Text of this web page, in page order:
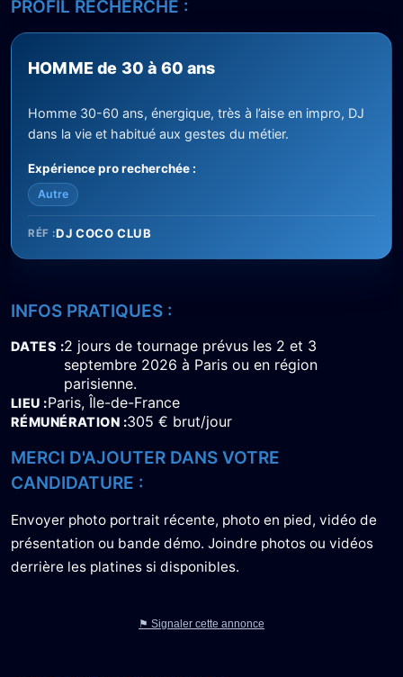
PROFIL RECHERCHÉ :
HOMME de 30 à 60 ans
Homme 30-60 ans, énergique, très à l’aise en impro, DJ
dans la vie et habitué aux gestes du métier.
Expérience pro recherchée :
Autre
RÉF :DJ COCO CLUB
INFOS PRATIQUES :
DATES 2 jours de tournage prévus les 2 et 3
septembre 2026 à Paris ou en région
parisienne.
LIEU Paris, Île-de-France
RÉMUNÉRATION 305 € brut/jour
MERCI D'AJOUTER DANS VOTRE
CANDIDATURE :
Envoyer photo portrait récente, photo en pied, vidéo de
présentation ou bande démo. Joindre photos ou vidéos
derrière les platines si disponibles.
⚑ Signaler cette annonce